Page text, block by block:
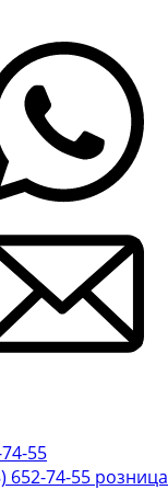
55
652-74-55 розница